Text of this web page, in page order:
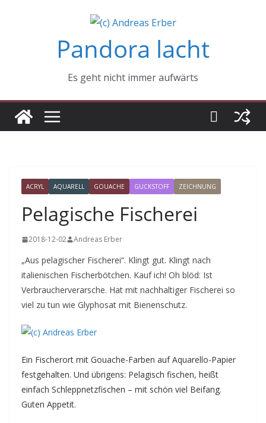
Pandora lacht
Es geht nicht immer aufwärts
ACRYL AQUARELL GOUACHE GUCKSTOFF ZEICHNUNG
Pelagische Fischerei
2018-12-02 Andreas Erber
„Aus pelagischer Fischerei“. Klingt gut. Klingt nach
italienischen Fischerbötchen. Kauf ich! Oh blöd: Ist
Verbraucherverarsche. Hat mit nachhaltiger Fischerei so
viel zu tun wie Glyphosat mit Bienenschutz.
Ein Fischerort mit Gouache-Farben auf Aquarello-Papier
festgehalten. Und übrigens: Pelagisch fischen, heißt
einfach Schleppnetzfischen – mit schön viel Beifang.
Guten Appetit.